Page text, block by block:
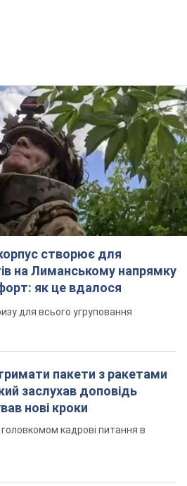
створює для
на Лиманському напрямку
як це вдалося
для всього угруповання
пакети з ракетами
заслухав доповідь
нові кроки
кадрові питання в